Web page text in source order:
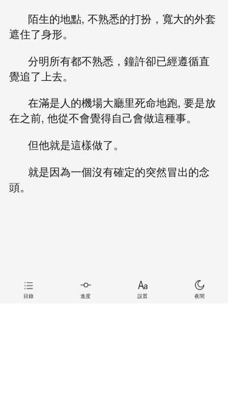
陌生的地點, 不熟悉的打扮，寬大的外套
遮住了身形。
分明所有都不熟悉，鐘許卻已經遵循直
覺追了上去。
在滿是人的機場大廳里死命地跑, 要是放
在之前, 他從不會覺得自己會做這種事。
但他就是這樣做了。
就是因為一個沒有確定的突然冒出的念
頭。
目錄 進度 設置 夜間